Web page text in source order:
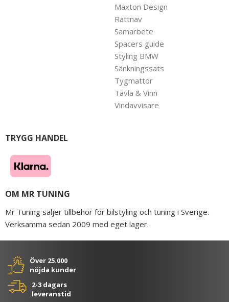
Maxton Design
Rattnav
Samarbete
Spacers guide
Styling BMW
Sänkningssats
Tygmattor
Tävla & Vinn
Vindavvisare
TRYGG HANDEL
OM MR TUNING
Mr Tuning säljer tillbehör för bilstyling och tuning i Sverige.
Verksamma sedan 2009 med eget lager.
Över 25.000
nöjda kunder
2-3 dagars
leveranstid